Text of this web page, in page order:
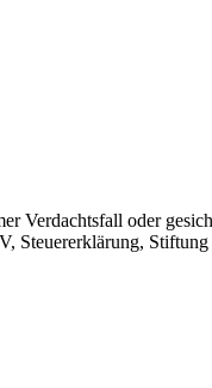
Verdachtsfall oder
Steuererklärung,